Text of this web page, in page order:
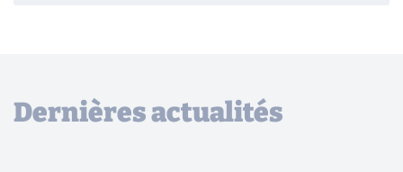
Dernières actualités